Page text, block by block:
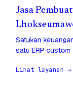
Jasa
Satukan
satu ERP
Lihat layanan →